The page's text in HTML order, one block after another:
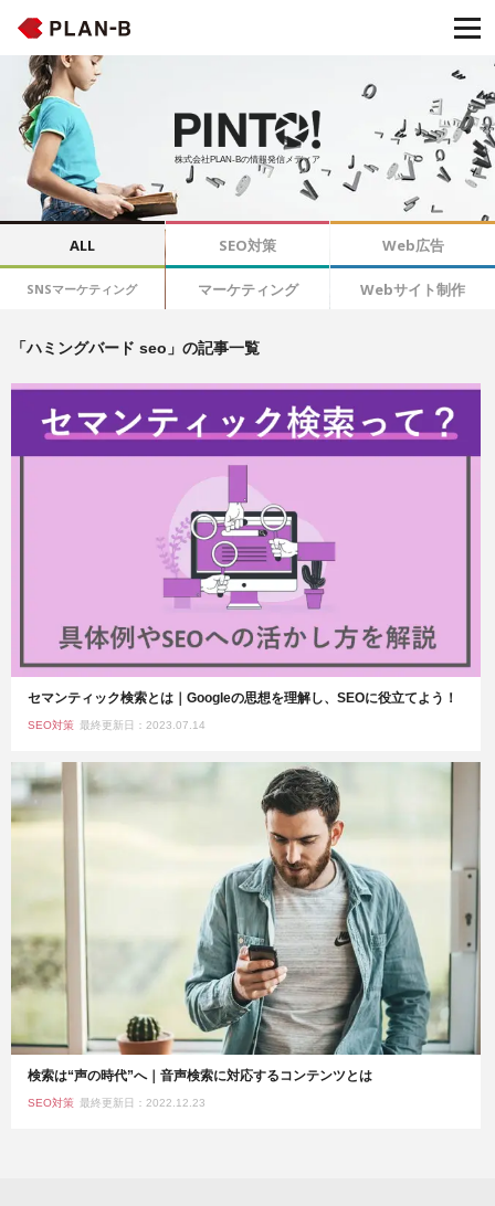
株式会社PLAN-Bの情報発信メディア
ALL SEO対策 Web広告
SNSマーケティング マーケティング Webサイト制作
「ハミングバード seo」の記事一覧
セマンティック検索とは｜Googleの思想を理解し、SEOに役立てよう！
SEO対策 最終更新日：2023.07.14
検索は“声の時代”へ｜音声検索に対応するコンテンツとは
SEO対策 最終更新日：2022.12.23